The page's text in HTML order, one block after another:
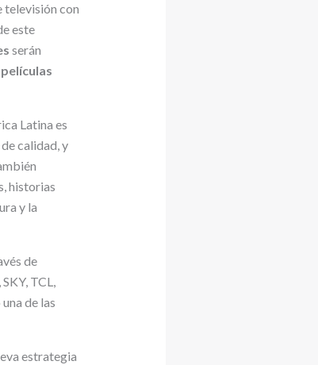
televisión con
este
serán
películas
Latina es
calidad, y
historias
y la
de
TCL,
de las
estrategia